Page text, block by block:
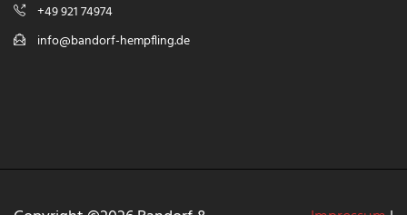
+49 921 74974
info@bandorf-hempfling.de